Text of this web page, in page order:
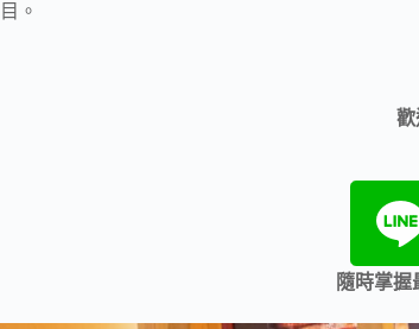
目。
歡
隨時掌握